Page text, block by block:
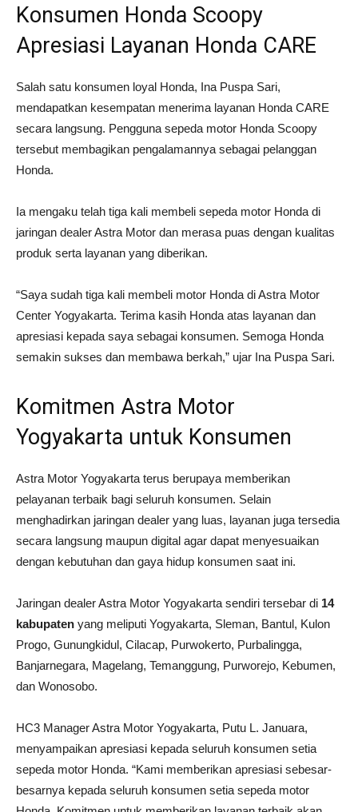
Konsumen Honda Scoopy
Apresiasi Layanan Honda CARE
Salah satu konsumen loyal Honda, Ina Puspa Sari,
mendapatkan kesempatan menerima layanan Honda CARE
secara langsung. Pengguna sepeda motor Honda Scoopy
tersebut membagikan pengalamannya sebagai pelanggan
Honda.
Ia mengaku telah tiga kali membeli sepeda motor Honda di
jaringan dealerAstra Motor dan merasa puas dengan kualitas
produk serta layanan yang diberikan.
“Saya sudah tiga kali membeli motor Honda diAstra Motor
Center Yogyakarta. Terima kasih Honda atas layanan dan
apresiasi kepada saya sebagai konsumen. Semoga Honda
semakin sukses dan membawa berkah,” ujar Ina Puspa Sari.
Komitmen Astra Motor
Yogyakarta untuk Konsumen
Astra Motor Yogyakarta terus berupaya memberikan
pelayanan terbaik bagi seluruh konsumen. Selain
menghadirkan jaringan dealer yang luas, layanan juga tersedia
secara langsung maupun digital agar dapat menyesuaikan
dengan kebutuhan dan gaya hidup konsumen saat ini.
Jaringan dealerAstra Motor Yogyakarta sendiri tersebar di 14
kabupaten yang meliputi Yogyakarta, Sleman, Bantul, Kulon
Progo, Gunungkidul, Cilacap, Purwokerto, Purbalingga,
Banjarnegara, Magelang, Temanggung, Purworejo, Kebumen,
dan Wonosobo.
HC3 ManagerAstra Motor Yogyakarta, Putu L. Januara,
menyampaikan apresiasi kepada seluruh konsumen setia
sepeda motor Honda. “Kami memberikan apresiasi sebesar-
besarnya kepada seluruh konsumen setia sepeda motor